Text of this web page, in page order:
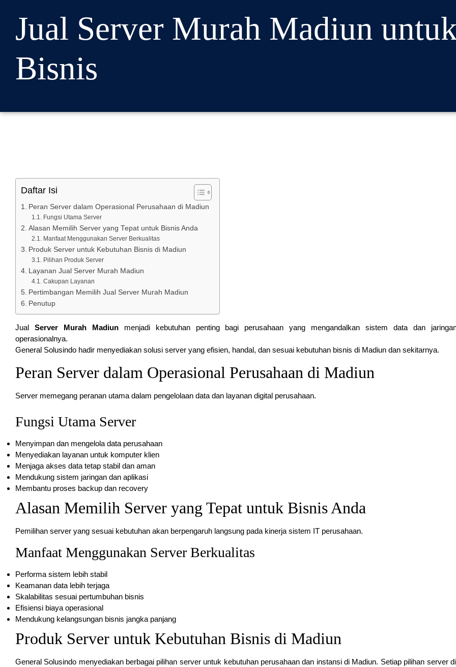
Jual Server Murah Madiun
Bisnis
Daftar Isi
Peran Server dalam Operasional Perusahaan di Madiun
Fungsi Utama Server
Alasan Memilih Server yang Tepat untuk Bisnis Anda
Manfaat Menggunakan Server Berkualitas
Produk Server untuk Kebutuhan Bisnis di Madiun
Pilihan Produk Server
Layanan Jual Server Murah Madiun
Cakupan Layanan
Pertimbangan Memilih Jual Server Murah Madiun
Penutup
Jual Server Murah Madiunmenjadi kebutuhan penting bagi perusahaan yang mengandalkan sistem data dan
operasionalnya.
General Solusindo hadir menyediakan solusi server yang efisien, handal, dan sesuai kebutuhan bisnis di Madiun dan sekitarnya.
Peran Server dalam Operasional Perusahaan di Madiun
Server memegang peranan utama dalam pengelolaan data dan layanan digital perusahaan.
Fungsi Utama Server
Menyimpan dan mengelola data perusahaan
Menyediakan layanan untuk komputer klien
Menjaga akses data tetap stabil dan aman
Mendukung sistem jaringan dan aplikasi
Membantu proses backup dan recovery
Alasan Memilih Server yang Tepat untuk Bisnis Anda
Pemilihan server yang sesuai kebutuhan akan berpengaruh langsung pada kinerja sistem IT perusahaan.
Manfaat Menggunakan Server Berkualitas
Performa sistem lebih stabil
Keamanan data lebih terjaga
Skalabilitas sesuai pertumbuhan bisnis
Efisiensi biaya operasional
Mendukung kelangsungan bisnis jangka panjang
Produk Server untuk Kebutuhan Bisnis di Madiun
General Solusindo menyediakan berbagai pilihan server untuk kebutuhan perusahaan dan instansi di Madiun. Setiap pilihan server